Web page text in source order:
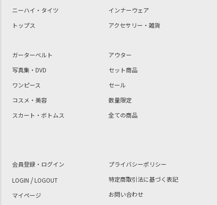
ニーハイ・タイツ
トップス
インナーウェア
アクセサリー・雑貨
ガーターベルト
写真集・DVD
ワンピース
コスメ・美容
スカート・ボトムス
アウター
セット商品
セール
数量限定
全ての商品
会員登録・ログイン
LOGIN /LOGOUT
マイページ
プライバシーポリシー
特定商取引法に基づく表記
お問い合わせ